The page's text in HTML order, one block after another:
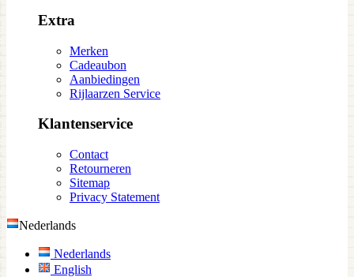
Extra
Merken
Cadeaubon
Aanbiedingen
Rijlaarzen Service
Klantenservice
Contact
Retourneren
Sitemap
Privacy Statement
Nederlands
Nederlands
English